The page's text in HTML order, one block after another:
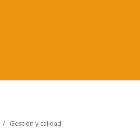
/ Gestión y calidad